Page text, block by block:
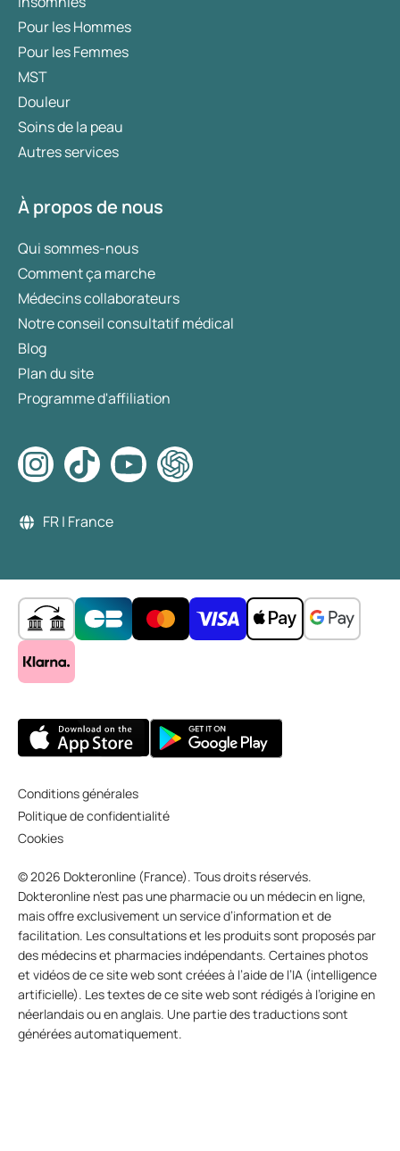
Pour les Hommes
Pour les Femmes
MST
Douleur
Soins de la peau
Autres services
À propos de nous
Qui sommes-nous
Comment ça marche
Médecins collaborateurs
Notre conseil consultatif médical
Blog
Plan du site
Programme d'affiliation
FR | France
Conditions générales
Politique de confidentialité
Cookies
© 2026 Dokteronline (France). Tous droits réservés.
Dokteronline n’est pas une pharmacie ou un médecin en ligne,
mais offre exclusivement un service d’information et de
facilitation. Les consultations et les produits sont proposés par
des médecins et pharmacies indépendants. Certaines photos
et vidéos de ce site web sont créées à l’aide de l’IA (intelligence
artificielle). Les textes de ce site web sont rédigés à l’origine en
néerlandais ou en anglais. Une partie des traductions sont
générées automatiquement.